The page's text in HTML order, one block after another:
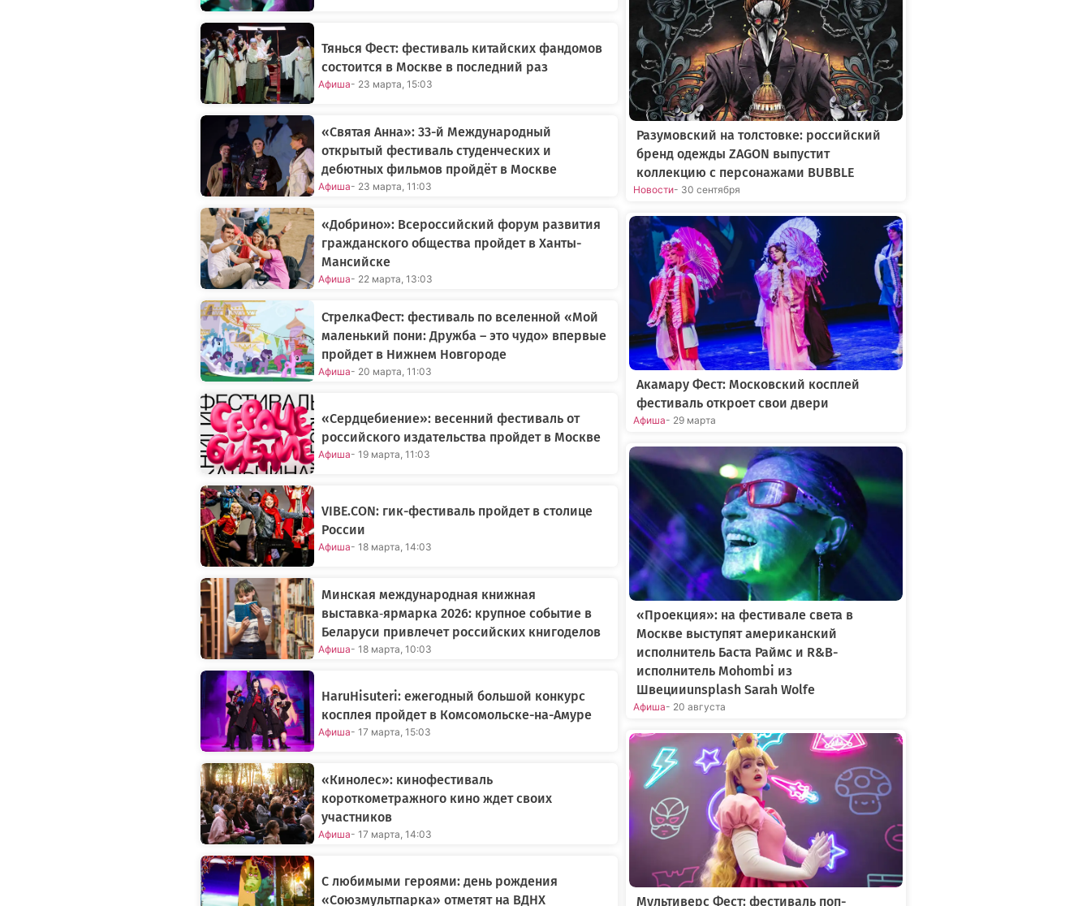
Тянься Фест: фестиваль китайских фандомов
состоится в Москве в последний раз
Афиша- 23 марта, 15:03
«Святая Анна»: 33-й Международный
открытый фестиваль студенческих и
дебютных фильмов пройдёт в Москве
Афиша- 23 марта, 11:03
«Добрино»: Всероссийский форум развития
гражданского общества пройдет в Ханты-
Мансийске
Афиша- 22 марта, 13:03
СтрелкаФест: фестиваль по вселенной «Мой
маленький пони: Дружба – это чудо» впервые
пройдет в Нижнем Новгороде
Афиша- 20 марта, 11:03
«Сердцебиение»: весенний фестиваль от
российского издательства пройдет в Москве
Афиша- 19 марта, 11:03
VIBE.CON: гик-фестиваль пройдет в столице
России
Афиша- 18 марта, 14:03
Минская международная книжная
выставка‑ярмарка 2026: крупное событие в
Беларуси привлечет российских книгоделов
Афиша- 18 марта, 10:03
HaruHisuteri: ежегодный большой конкурс
косплея пройдет в Комсомольске-на-Амуре
Афиша- 17 марта, 15:03
«Кинолес»: кинофестиваль
короткометражного кино ждет своих
участников
Афиша- 17 марта, 14:03
С любимыми героями: день рождения
«Союзмультпарка» отметят на ВДНХ
Разумовский на толстовке: российский
бренд одежды ZAGON выпустит
коллекцию с персонажами BUBBLE
Новости- 30 сентября
Акамару Фест: Московский косплей
фестиваль откроет свои двери
Афиша- 29 марта
«Проекция»: на фестивале света в
Москве выступят американский
исполнитель Баста Раймс и R&B-
исполнитель Mohombi из
Швецииunsplash Sarah Wolfe
Афиша- 20 августа
Мультиверс Фест: фестиваль поп-